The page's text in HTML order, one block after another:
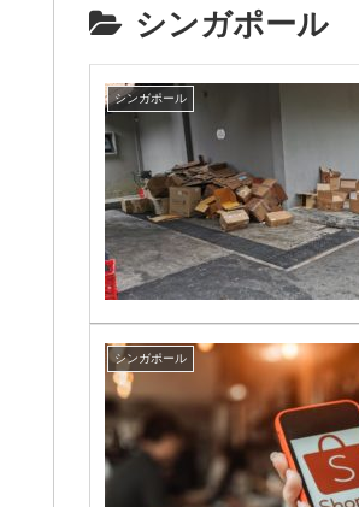
シンガポール
シンガポール
シンガポール